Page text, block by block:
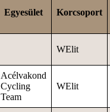
Egyesület Korcsoport
WElit
Acélvakond
Cycling
Team
WElit